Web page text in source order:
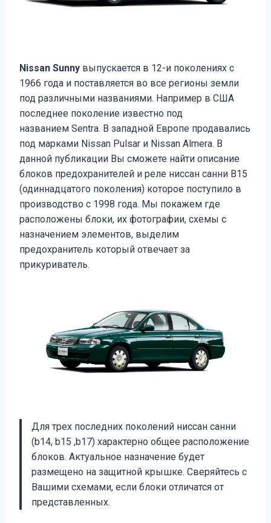
Nissan Sunny выпускается в 12-и поколениях с
1966 года и поставляется во все регионы земли
под различными названиями. Например в США
последнее поколение известно под
названием Sentra. В западной Европе продавались
под марками Nissan Pulsar и Nissan Almera. В
данной публикации Вы сможете найти описание
блоков предохранителей и реле ниссан санни B15
(одиннадцатого поколения) которое поступило в
производство с 1998 года. Мы покажем где
расположены блоки, их фотографии, схемы с
назначением элементов, выделим
предохранитель который отвечает за
прикуриватель.
Для трех последних поколений ниссан санни
(b14, b15 ,b17) характерно общее расположение
блоков. Актуальное назначение будет
размещено на защитной крышке. Сверяйтесь с
Вашими схемами, если блоки отличатся от
представленных.